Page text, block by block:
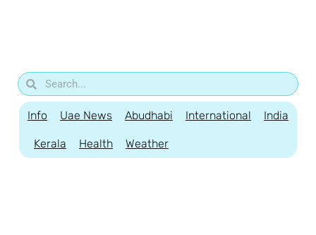
Info Uae News Abudhabi International India
Kerala Health Weather